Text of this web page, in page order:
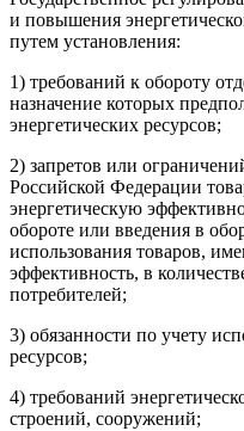
и повышения
путем установления:
1) требований к обороту
назначение которых
энергетических ресурсов;
2) запретов или
Российской Федерации
энергетическую
обороте или введения в
использования товаров,
эффективность, в
потребителей;
3) обязанности по учету
ресурсов;
4) требований
строений, сооружений;